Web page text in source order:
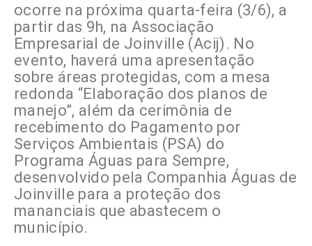
ocorre na próxima quarta-feira (3/6), a
partir das 9h, na Associação
Empresarial de Joinville (Acij). No
evento, haverá uma apresentação
sobre áreas protegidas, com a mesa
redonda “Elaboração dos planos de
manejo”, além da cerimônia de
recebimento do Pagamento por
Serviços Ambientais (PSA) do
Programa Águas para Sempre,
desenvolvido pela Companhia Águas de
Joinville para a proteção dos
mananciais que abastecem o
município.